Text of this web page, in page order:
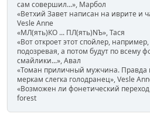
сам совершил...», Марбол
«Ветхий Завет написан на иврите и
Vesle Anne
«МЛ(ять)КО ... ПЛ(ять)NЪ», Тася
«Вот откроет этот спойлер,
подозревая, а потом будут по всему
смайлики...», Авал
«Томан приличный мужчина. Правда
меркам слегка голодранец», Vesle
«Возможен ли фонетический
forest